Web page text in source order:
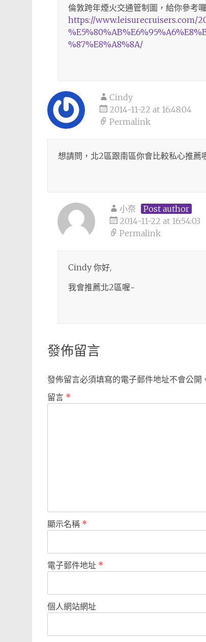
倫敦跨年煙火交通管制圖，給你參考囉
https://www.leisurecruisers.com/
%87%E8%A8%8A/
Cindy
2014-11-22 at 16:48:04
Permalink
想請問，北2區跟南區你會比較私心推薦
小奈
Post author
2014-11-22 at 16:54:03
Permalink
Cindy 你好,
我會推薦北2區喔~
發佈留言
發佈留言必須填寫的電子郵件地址不會公開
留言 *
顯示名稱 *
電子郵件地址 *
個人網站網址